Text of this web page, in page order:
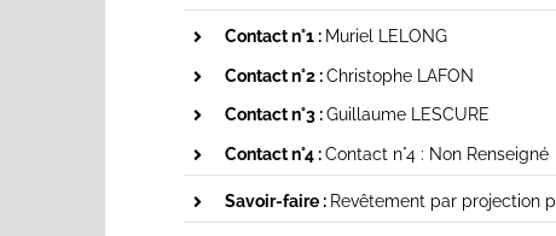
Contact n°1 : Muriel LELONG
Contact n°2 :Christophe LAFON
Contact n°3 :Guillaume LESCURE
Contact n°4 :Contact n°4 : Non Renseigné
Savoir-faire : Revêtement par projection